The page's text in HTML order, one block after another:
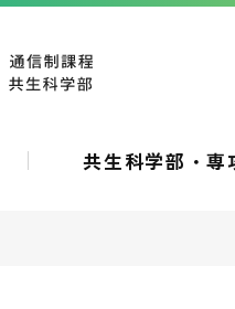
共生科学部・専